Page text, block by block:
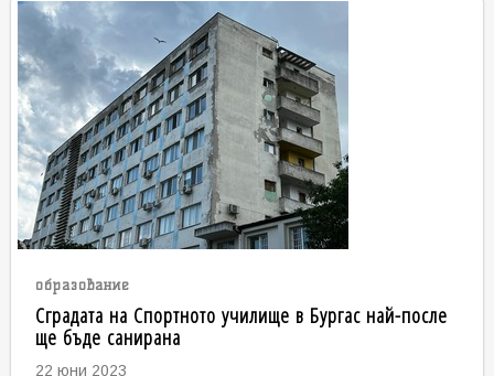
образование
Сградата на Спортното училище в Бургас най-после
ще бъде санирана
22 юни 2023